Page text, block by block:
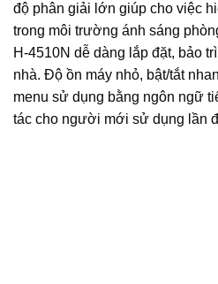
độ phân giải lớn giúp cho việc
trong môi trường ánh sáng
H-4510N dễ dàng lắp đặt, bảo
nhà. Độ ồn máy nhỏ, bật/tắt
menu sử dụng bằng ngôn ngữ
tác cho người mới sử dụng lần